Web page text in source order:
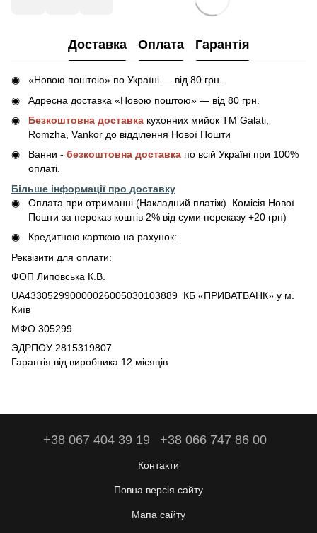
Доставка Оплата Гарантія
«Новою поштою» по Україні — від 80 грн.
Адресна доставка «Новою поштою» — від 80 грн.
Безкоштовна доставка кухонних мийок ТМ Galati,
Romzha, Vankor до відділення Нової Пошти
Ванни - безкоштовна доставка по всій Україні при 100%
оплаті.
Більше інформації про доставку
Оплата при отриманні (Накладний платіж). Комісія Нової
Пошти за переказ коштів 2% від суми переказу +20 грн)
Кредитною карткою на рахунок:
Реквізити для оплати:
ФОП Липовська К.В.
UA433052990000026005030103889 КБ «ПРИВАТБАНК» у м.
Київ
МФО 305299
ЭДРПОУ 2815319807
Гарантія від виробника 12 місяців.
+38 067 404 39 19 +38 066 747 86 00
Контакти
Повна версія сайту
Мапа сайту